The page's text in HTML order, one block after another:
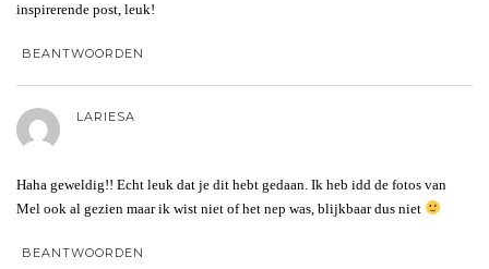
inspirerende post, leuk!
BEANTWOORDEN
LARIESA
Haha geweldig!! Echt leuk dat je dit hebt gedaan. Ik heb idd de fotos van
Mel ook al gezien maar ik wist niet of het nep was, blijkbaar dus niet
BEANTWOORDEN